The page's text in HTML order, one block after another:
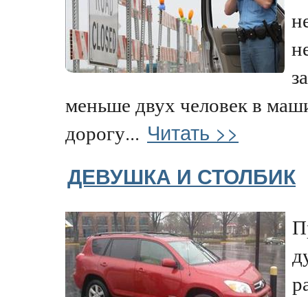
меньше двух человек в
дорогу... Читать >>
ДЕВУШКА И СТОЛБИК